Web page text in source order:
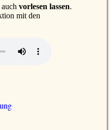
vorlesen lassen.
mit den